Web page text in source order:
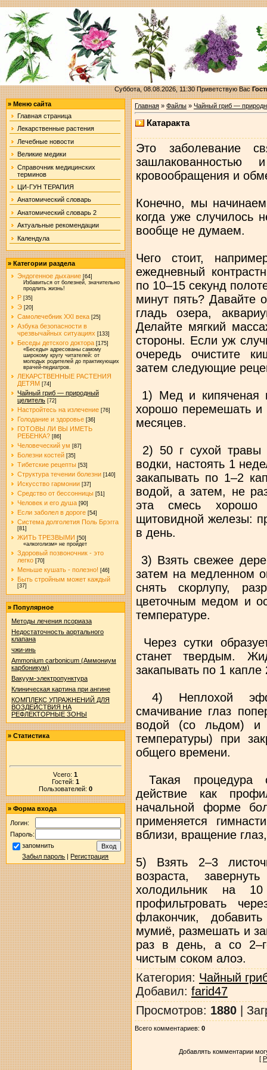
Суббота, 08.08.2026, 11:30Приветствую Вас
» Меню сайта
Главная страница
Лекарственные растения
Лечебные новости
Великие медики
Справочник медицинских
терминов
ЦИ-ГУН ТЕРАПИЯ
Анатомический словарь
Анатомический словарь 2
Актуальные рекомендации
Календула
» Категории раздела
Эндогенное дыхание [64]
Избавиться от болезней, значительно
продлить жизнь!
Р [35]
Э [20]
Самолечебник XXI века [25]
Азбука безопасности в
чрезвычайных ситуациях [133]
Беседы детского доктора [175]
«Беседы» адресованы самому
широкому кругу читателей: от
молодых родителей до практикующих
врачей-педиатров.
ЛЕКАРСТВЕННЫЕ РАСТЕНИЯ
ДЕТЯМ [74]
Чайный гриб — природный
целитель [72]
Настройтесь на излечение [76]
Голодание и здоровье [36]
ГОТОВЫ ЛИ ВЫ ИМЕТЬ
РЕБЕНКА? [86]
Человеческий ум [87]
Болезни костей [35]
Тибетские рецепты [53]
Структура течении болезни [140]
Искусство гармонии [37]
Средство от бессонницы [51]
Человек и его душа [90]
Если заболел в дороге [54]
Система долголетия Поль Брэгга
[81]
ЖИТЬ ТРЕЗВЫМИ [50]
«алкоголизм» не пройдет
Здоровый позвоночник - это
легко [70]
Меньше кушать - полезно! [46]
Быть стройным может каждый
[37]
» Популярное
Методы лечения псориаза
Недостаточность аортального
клапана
чжи-инь
Ammonium carbonicum (Аммониум
карбоникум)
Вакуум-электропунктура
Клиническая картина при ангине
КОМПЛЕКС УПРАЖНЕНИЙ ДЛЯ
ВОЗДЕЙСТВИЯ НА
РЕФЛЕКТОРНЫЕ ЗОНЫ
» Статистика
Vсего:1
Гостей: 1
Пользователей: 0
» Форма входа
Логин:
Пароль:
запомнить
Забыл пароль |Регистрация
Главная» Файлы» Чайный гриб —
Катаракта
Это заболевание
кровообращения и
Конечно, мы
когда уже случилось
вообще не думаем.
Чего стоит,
ежедневный
по 10–15 секунд
минут пять? Давайте
гладь озера,
Делайте мягкий
стороны. Если уж
очередь очистите
затем следующие
1) Мед и кипяченая
хорошо перемешать и
месяцев.
2) 50 г сухой травы
водки, настоять 1
закапывать по 1–2
водой, а затем, не
эта смесь хорошо
щитовидной железы:
в день.
3) Взять свежее
затем на медленном
снять скорлупу,
цветочным медом и
температуре.
Через сутки
станет твердым.
закапывать по 1 капле
4) Неплохой
смачивание глаз
водой (со льдом) и
температуры) при
общего времени.
Такая процедура
действие как
начальной форме
применяется
вблизи, вращение
5) Взять 2–3
возраста,
холодильник на
профильтровать
флакончик,
мумиё, размешать и
раз в день, а со
чистым соком алоэ.
Категория: Чайный
Добавил: farid47
Просмотров: 1880|
Всего комментариев: 0
Добавлять комментарии
[